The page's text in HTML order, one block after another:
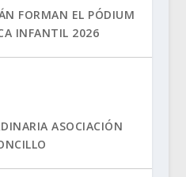
FORMAN EL PÓDIUM
INFANTIL 2026
ASOCIACIÓN